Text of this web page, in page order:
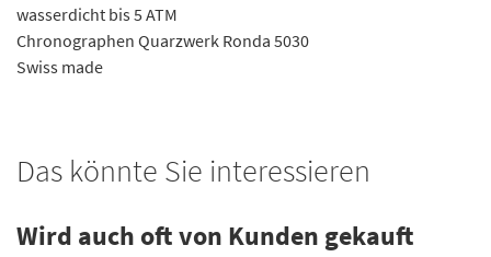
wasserdicht bis 5 ATM
Chronographen Quarzwerk Ronda 5030
Swiss made
Das könnte Sie interessieren
Wird auch oft von Kunden gekauft